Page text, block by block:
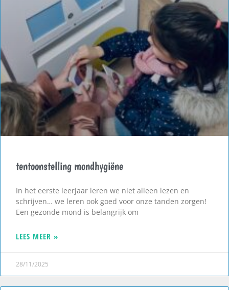
tentoonstelling mondhygiëne
In het eerste leerjaar leren we niet alleen lezen en
schrijven… we leren ook goed voor onze tanden zorgen!
Een gezonde mond is belangrijk om
LEES MEER »
28/11/2025